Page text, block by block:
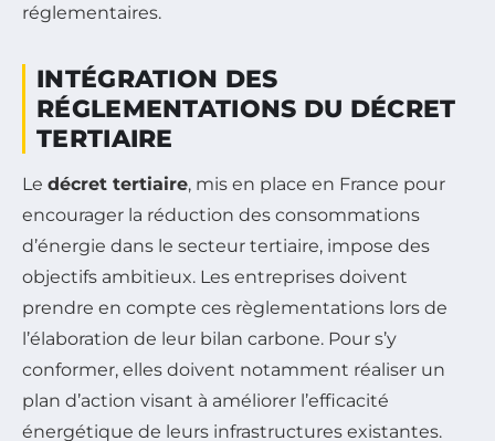
réglementaires.
INTÉGRATION DES
RÉGLEMENTATIONS DU DÉCRET
TERTIAIRE
Le décret tertiaire, mis en place en France pour
encourager la réduction des consommations
d’énergie dans le secteur tertiaire, impose des
objectifs ambitieux. Les entreprises doivent
prendre en compte ces règlementations lors de
l’élaboration de leur bilan carbone. Pour s’y
conformer, elles doivent notamment réaliser un
plan d’action visant à améliorer l’efficacité
énergétique de leurs infrastructures existantes.